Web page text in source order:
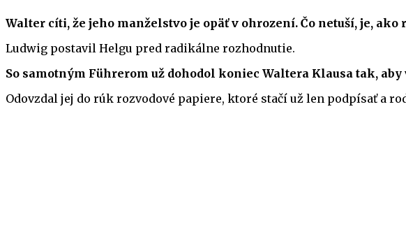
Walter cíti, že jeho manželstvo je opäť v ohrození. Čo netuší, je,
Ludwig postavil Helgu pred radikálne rozhodnutie.
So samotným Führerom už dohodol koniec Waltera Klausa tak,
Odovzdal jej do rúk rozvodové papiere, ktoré stačí už len podpísať a